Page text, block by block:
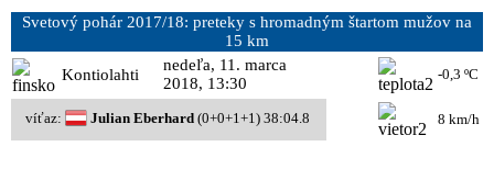
Svetový pohár 2017/18: preteky s hromadným štartom mužov na
15 km
Kontiolahti
nedeľa, 11. marca
2018, 13:30
-0,3 ºC
víťaz: Julian Eberhard(0+0+1+1) 38:04.8 8 km/h